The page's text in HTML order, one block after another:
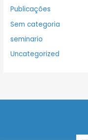
Publicações
Sem categoria
seminario
Uncategorized